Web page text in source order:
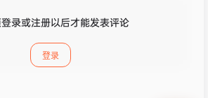
录或注册以后才能发表评论
登录